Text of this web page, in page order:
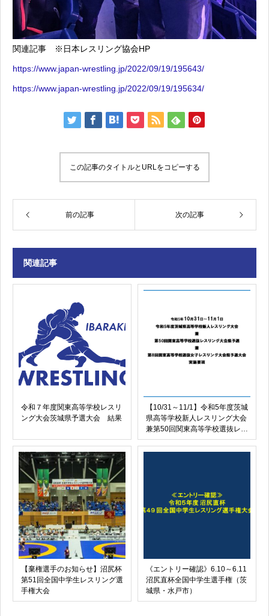
関連記事 ※日本レスリング協会HP
https://www.japan-wrestling.jp/2022/09/19/195643/
https://www.japan-wrestling.jp/2022/09/19/195634/
この記事のタイトルとURLをコピーする
前の記事 次の記事
関連記事
令和７年度関東高等学校レスリ
ング大会茨城県予選大会 結果
【10/31～11/1】令和5年度茨城
県高等学校新人レスリング大会
兼第50回関東高等学校選抜レス
リング大会県予選兼第８回関東
高等学校選抜女子レスリング大
【棄権選手のお知らせ】沼尻杯
第51回全国中学生レスリング選
手権大会
《エントリー確認》6.10～6.11
沼尻直杯全国中学生選手権（茨
城県・水戸市）